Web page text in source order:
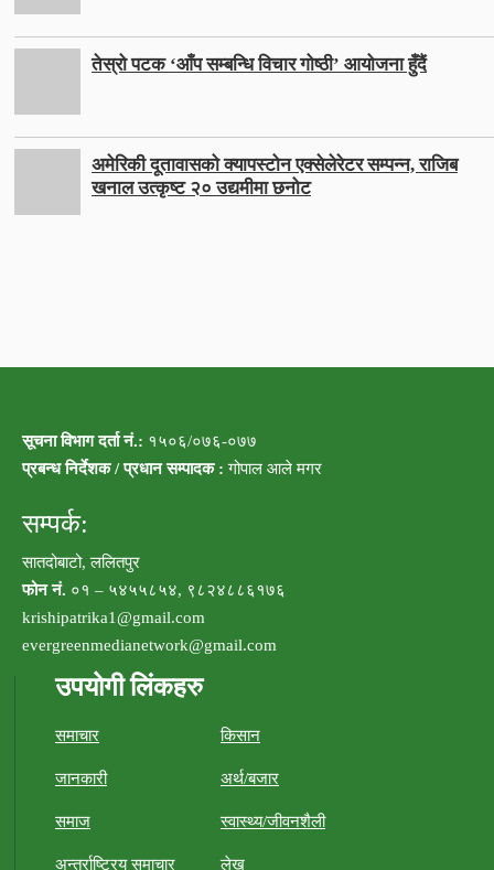
तेस्रो पटक ‘आँप सम्बन्धि विचार गोष्ठी’ आयोजना हुँदैं
अमेरिकी दूतावासको क्यापस्टोन एक्सेलेरेटर सम्पन्न, राजिब
खनाल उत्कृष्ट २० उद्यमीमा छनोट
सूचना विभाग दर्ता नं.: १५०६/०७६-०७७
प्रबन्ध निर्देशक / प्रधान सम्पादक : गोपाल आले मगर
सम्पर्क:
सातदोबाटो, ललितपुर
फोन नं. ०१ – ५४५५८५४, ९८२४८८६१७६
krishipatrika1@gmail.com
evergreenmedianetwork@gmail.com
उपयोगी लिंकहरु
समाचार किसान
जानकारी अर्थ/बजार
समाज स्वास्थ्य/जीवनशैली
अन्तर्राष्ट्रिय समाचार लेख